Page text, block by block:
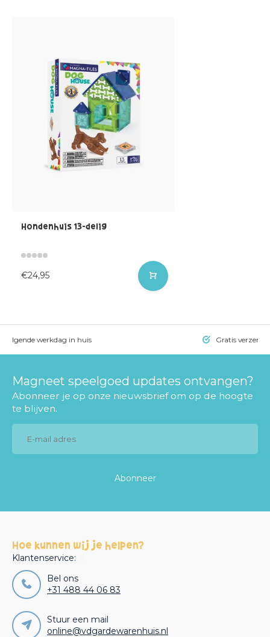
Hondenhuis 13-delig
€24,95
volgende werkdag in huis Gratis
Magneet speelgoed updates ontvangen?
Abonneer je op onze nieuwsbrief om op de hoogte
te blijven.
Abonneer
Hoe kunnen wij je helpen?
Klantenservice:
Bel ons
+31 488 44 06 83
Stuur een mail
online@vdgardewarenhuis.nl